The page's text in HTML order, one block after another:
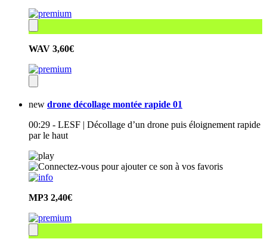
WAV 3,60€
new drone décollage montée rapide 01
00:29 - LESF | Décollage d’un drone puis éloignement rapide
par le haut
MP3 2,40€